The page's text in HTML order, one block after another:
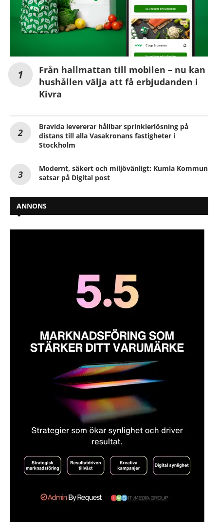
Från hallmattan till mobilen – nu kan
hushållen välja att få erbjudanden i
Kivra
Bravida levererar hållbar sprinklerlösning på
distans till alla Vasakronans fastigheter i
Stockholm
Modernt, säkert och miljövänligt: Kumla Kommun
satsar på Digital post
ANNONS